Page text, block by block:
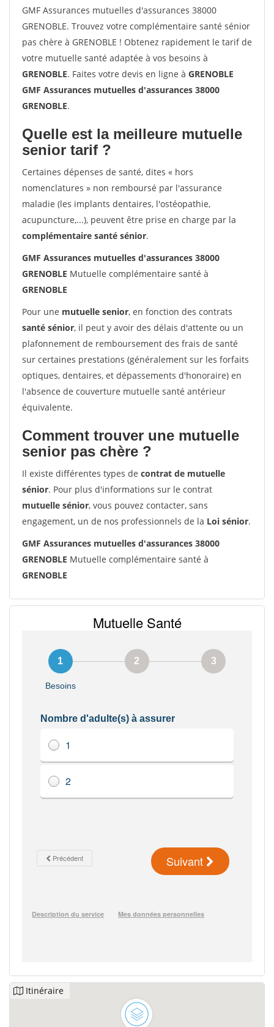
GMF Assurances mutuelles d'assurances 38000
GRENOBLE. Trouvez votre complémentaire santé sénior
pas chère à GRENOBLE ! Obtenez rapidement le tarif de
votre mutuelle santé adaptée à vos besoins à
GRENOBLE. Faites votre devis en ligne à GRENOBLE
GMF Assurances mutuelles d'assurances 38000
GRENOBLE.
Quelle est la meilleure mutuelle
senior tarif ?
Certaines dépenses de santé, dites « hors
nomenclatures » non remboursé par l'assurance
maladie (les implants dentaires, l'ostéopathie,
acupuncture,...), peuvent être prise en charge par la
complémentaire santé sénior.
GMF Assurances mutuelles d'assurances 38000
GRENOBLE Mutuelle complémentaire santé à
GRENOBLE
Pour une mutuelle senior, en fonction des contrats
santé sénior, il peut y avoir des délais d'attente ou un
plafonnement de remboursement des frais de santé
sur certaines prestations (généralement sur les forfaits
optiques, dentaires, et dépassements d'honoraire) en
l'absence de couverture mutuelle santé antérieur
équivalente.
Comment trouver une mutuelle
senior pas chère ?
Il existe différentes types de contrat de mutuelle
sénior. Pour plus d'informations sur le contrat
mutuelle sénior, vous pouvez contacter, sans
engagement, un de nos professionnels de la Loi sénior.
GMF Assurances mutuelles d'assurances 38000
GRENOBLE Mutuelle complémentaire santé à
GRENOBLE
Itinéraire